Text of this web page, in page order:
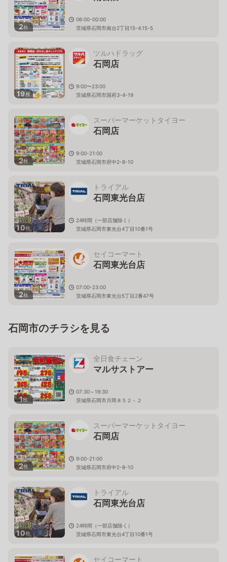
2枚
06:00-00:00
茨城県石岡市南台2丁目15-4.15-5
19枚
ツルハドラッグ
石岡店
9:00〜23:00
茨城県石岡市国府3-4-19
2枚
スーパーマーケットタイヨー
石岡店
9:00-21:00
茨城県石岡市府中2-8-10
10枚
トライアル
石岡東光台店
24時間（一部店舗除く）
茨城県石岡市東光台4丁目10番1号
2枚
セイコーマート
石岡東光台店
07:00-23:00
茨城県石岡市東光台5丁目2番47号
石岡市のチラシを見る
1枚
全日食チェーン
マルサストアー
07:30～19:30
茨城県石岡市月岡８５２－２
2枚
スーパーマーケットタイヨー
石岡店
9:00-21:00
茨城県石岡市府中2-8-10
10枚
トライアル
石岡東光台店
24時間（一部店舗除く）
茨城県石岡市東光台4丁目10番1号
セイコーマート